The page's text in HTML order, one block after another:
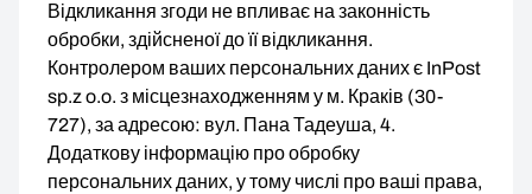
Відкликання згоди не впливає на законність
обробки, здійсненої до її відкликання.
Контролером ваших персональних даних є InPost
sp.z o.o. з місцезнаходженням у м. Краків (30-
727), за адресою: вул. Пана Тадеуша, 4.
Додаткову інформацію про обробку
персональних даних, у тому числі про ваші права,